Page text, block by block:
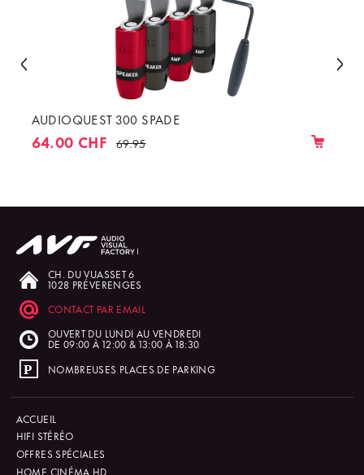
AUDIOQUEST 300 SPADE
64.00 CHF 69.95
CH. DU VUASSET 6
1028 PRÉVERENGES
CONTACT PAR EMAIL
OUVERT DU LUNDI AU VENDREDI
DE 09:00 À 12:00 & 13:00 À 18:30
NOMBREUSES PLACES DE PARKING
ACCUEIL
HIFI STÉRÉO
OFFRES SPÉCIALES
HOME CINÉMA HD